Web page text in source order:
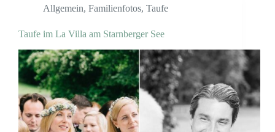
Allgemein, Familienfotos, Taufe
Taufe im La Villa am Starnberger See